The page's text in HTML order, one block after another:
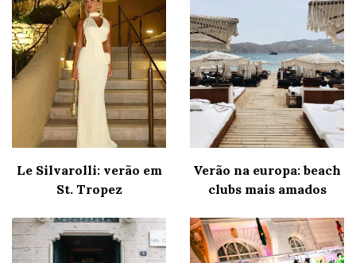
Le Silvarolli: verão em
St. Tropez
Verão na europa: beach
clubs mais amados